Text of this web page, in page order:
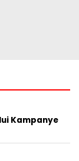
Kampanye